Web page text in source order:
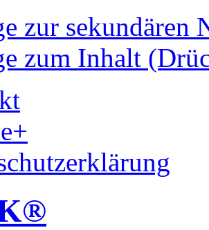
zur sekundären
zum Inhalt